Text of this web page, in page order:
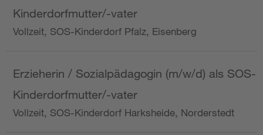
Kinderdorfmutter/-vater
Vollzeit, SOS-Kinderdorf Pfalz, Eisenberg
Erzieherin / Sozialpädagogin (m/w/d) als SOS-
Kinderdorfmutter/-vater
Vollzeit, SOS-Kinderdorf Harksheide, Norderstedt